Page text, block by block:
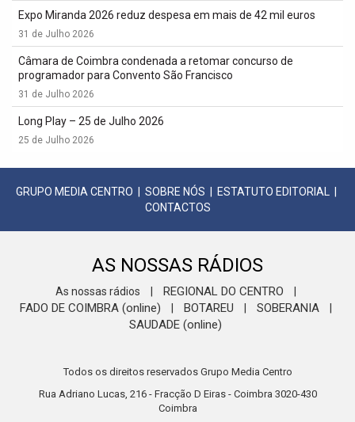
Expo Miranda 2026 reduz despesa em mais de 42 mil euros
31 de Julho 2026
Câmara de Coimbra condenada a retomar concurso de
programador para Convento São Francisco
31 de Julho 2026
Long Play – 25 de Julho 2026
25 de Julho 2026
GRUPO MEDIA CENTRO SOBRE NÓS ESTATUTO EDITORIAL
CONTACTOS
AS NOSSAS RÁDIOS
As nossas rádios REGIONAL DO CENTRO
FADO DE COIMBRA (online) BOTAREU SOBERANIA
SAUDADE (online)
Todos os direitos reservados Grupo Media Centro
Rua Adriano Lucas, 216 - Fracção D Eiras - Coimbra 3020-430
Coimbra